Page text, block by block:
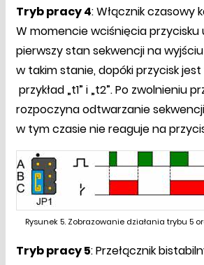
Tryb pracy 4: Włącznik czasowy
W momencie wciśnięcia
pierwszy stan sekwencji na
w takim stanie, dopóki przycisk
przykład „t1” i „t2”. Po zwolnieniu
rozpoczyna odtwarzanie
w tym czasie nie reaguje na
Rysunek 5. Zobrazowanie działania trybu 5
Tryb pracy 5: Przełącznik